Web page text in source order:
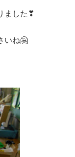
ました❣
いね🤗